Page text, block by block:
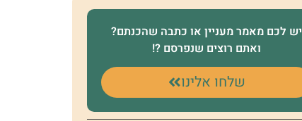
יש לכם מאמר מעניין או כתבה שהכנתם?
ואתם רוצים שנפרסם ?!
שלחו אלינו